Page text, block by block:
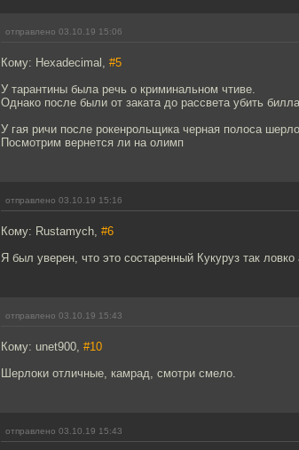
отправлено 03.10.19 15:06
Кому: Hexadecimal, #5
У тарантины была речь о криминальном чтиве.
Однако после были от заката до рассвета убить
У гая ричи после рокенрольщика черная полоса
Посмотрим вернется ли на олимп
отправлено 03.10.19 15:16
Кому: Rustamych, #6
Я был уверен, что это состаренный Кукуруз так ловко
отправлено 03.10.19 15:43
Кому: unet900, #10
Шерлоки отличные, камрад, смотри смело.
отправлено 03.10.19 15:43